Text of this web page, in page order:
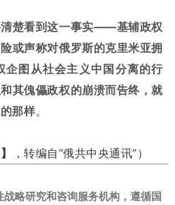
楚看到这一事实——基辅政权
或声称对俄罗斯的克里米亚拥
企图从社会主义中国分离的行
其傀儡政权的崩溃而告终，就
那样。
，转编自“俄共中央通讯”）
战略研究和咨询服务机构，遵循国